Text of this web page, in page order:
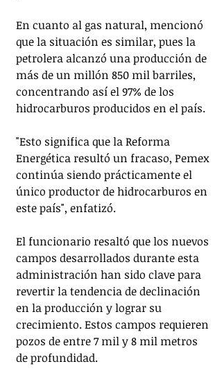
En cuanto al gas natural, mencionó
que la situación es similar, pues la
petrolera alcanzó una producción de
más de un millón 850 mil barriles,
concentrando así el 97% de los
hidrocarburos producidos en el país.
"Esto significa que la Reforma
Energética resultó un fracaso, Pemex
continúa siendo prácticamente el
único productor de hidrocarburos en
este país", enfatizó.
El funcionario resaltó que los nuevos
campos desarrollados durante esta
administración han sido clave para
revertir la tendencia de declinación
en la producción y lograr su
crecimiento. Estos campos requieren
pozos de entre 7 mil y 8 mil metros
de profundidad.